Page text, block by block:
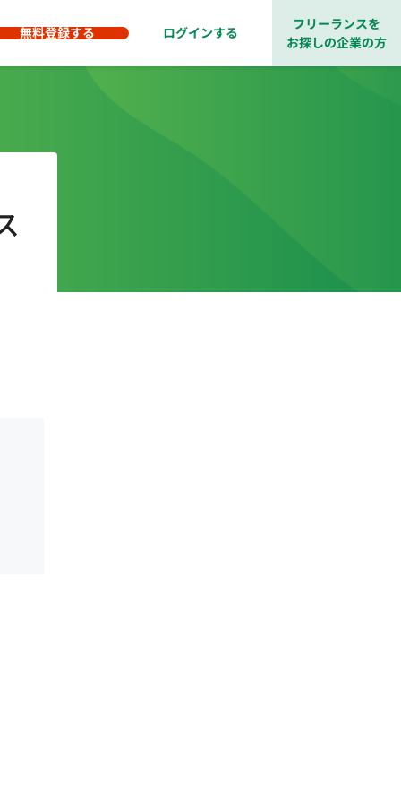
無料登録する ログインする
フリーランスを
お探しの企業の方